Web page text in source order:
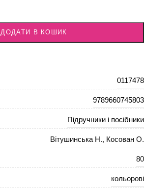
ДОДАТИ В КОШИК
0117478
9789660745803
Підручники і посібники
Вітушинська Н., Косован О.
80
кольорові